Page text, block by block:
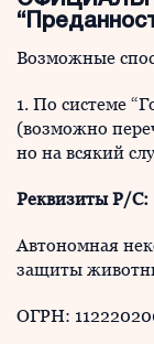
Возможные
1. По системе
(возможно
но на всякий
Реквизиты Р/С:
Автономная
защиты
ОГРН: